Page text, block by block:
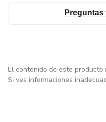
El contenido de este
Si ves informaciones